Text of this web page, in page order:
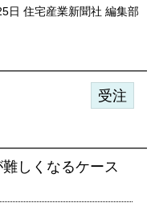
日 住宅産業新聞社 編集部
受注
しくなるケース